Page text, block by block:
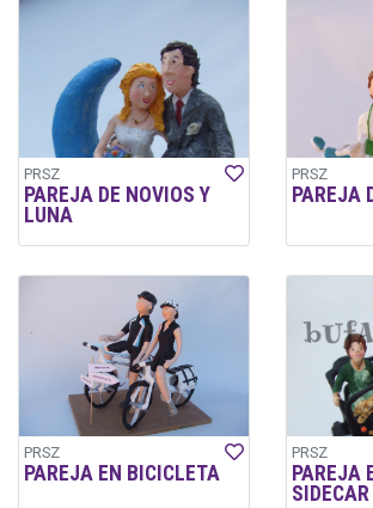
PRSZ
PAREJA DE NOVIOS Y
LUNA
PRSZ
PAREJA
PRSZ
PAREJA EN BICICLETA
PRSZ
PAREJA
SIDECAR